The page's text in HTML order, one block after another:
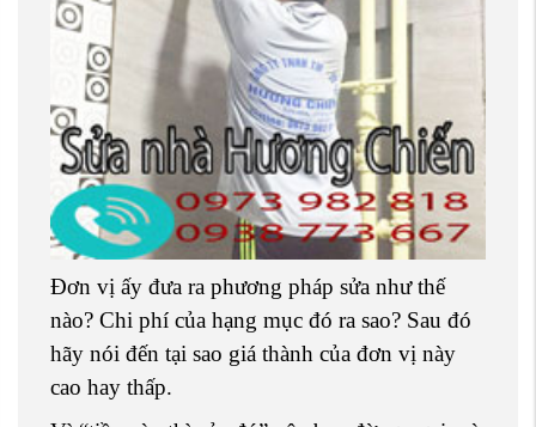
Đơn vị ấy đưa ra phương pháp sửa như thế
nào? Chi phí của hạng mục đó ra sao? Sau đó
hãy nói đến tại sao giá thành của đơn vị này
cao hay thấp.